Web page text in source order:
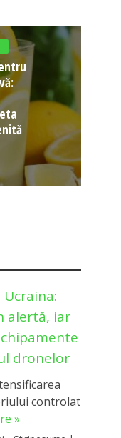
Ucraina:
alertă, iar
dronelor
controlat
»